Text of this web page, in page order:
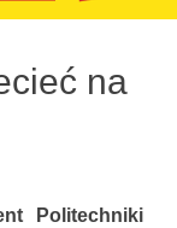
na
Politechniki